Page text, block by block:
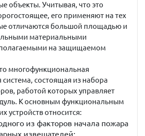
объекты. Учитывая, что это
его применяют на тех
отличаются большой площадью и
материальными
на защищаемом
многофункциональная
система, состоящая из набора
работой которых управляет
К основным функциональным
устройств относится:
из факторов начала пожара
извещателей;